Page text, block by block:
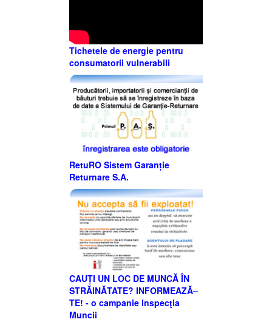
Tichetele de energie pentru
consumatorii vulnerabili
RetuRO Sistem Garanție
Returnare S.A.
CAUȚI UN LOC DE MUNCĂ ÎN
STRĂINĂTATE? INFORMEAZĂ–
TE! - o campanie Inspecţia
Muncii